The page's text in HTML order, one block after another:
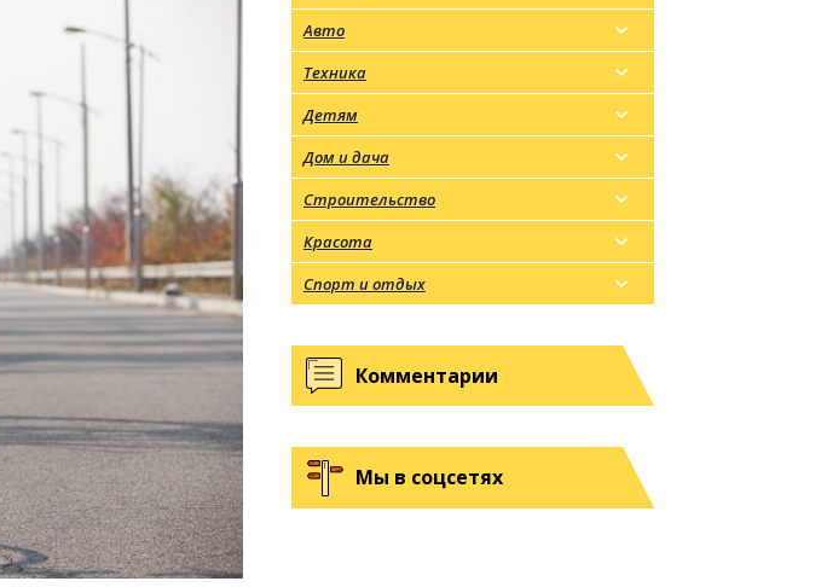
Авто
Техника
Детям
Дом и дача
Строительство
Красота
Спорт и отдых
Комментарии
Мы в соцсетях